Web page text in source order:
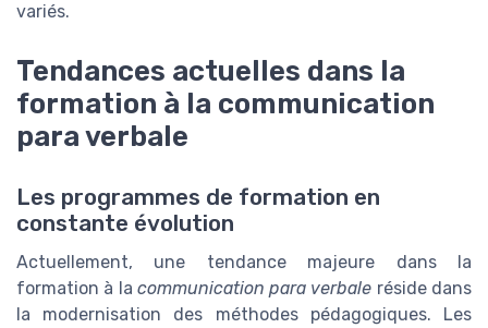
variés.
Tendances actuelles dans la
formation à la communication
para verbale
Les programmes de formation en
constante évolution
Actuellement, une tendance majeure dans la
formation à la communication para verbale réside dans
la modernisation des méthodes pédagogiques. Les